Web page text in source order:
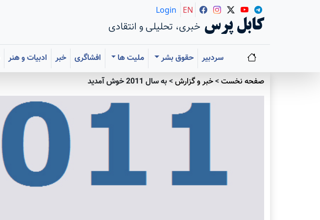
کابل پرس خبری، تحلیلی و انتقادی
Login EN
سردبیر حقوق بشر ملیت ها افشاگری خبر ادبیات و هنر
صفحه نخست>خبر و گزارش>به سال 2011 خوش آمدید